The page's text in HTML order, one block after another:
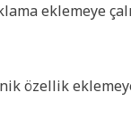
eklemeye
özellik